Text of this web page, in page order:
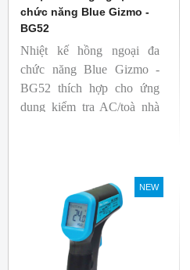
chức năng Blue Gizmo -
BG52
Nhiệt kế hồng ngoại đa
chức năng Blue Gizmo -
BG52 thích hợp cho ứng
dụng kiểm tra AC/toà nhà
NEW